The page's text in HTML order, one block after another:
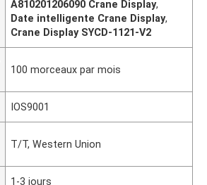
A810201206090 Crane Display,
Date intelligente Crane Display,
Crane Display SYCD-1121-V2
100 morceaux par mois
IOS9001
T/T, Western Union
1-3 jours